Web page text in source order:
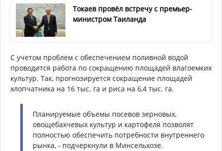
Токаев провёл встречу с премьер-
министром Таиланда
С учетом проблем с обеспечением поливной водой
проводится работа по сокращению площадей влагоемких
культур. Так, прогнозируется сокращение площадей
хлопчатника на 16 тыс. га и риса на 6,4 тыс. га.
Планируемые объемы посевов зерновых,
овощебахчевых культур и картофеля позволят
полностью обеспечить потребности внутреннего
рынка, - подчеркнули в Минсельхозе.